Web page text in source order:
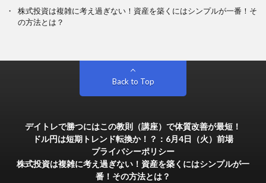
株式投資は複雑に考え過ぎない！資産を築くにはシンプルが一番！そ
の方法とは？
Back to Top
デイトレで勝つにはこの教則（講座）で体質改善が最短！
ドル円は短期トレンド転換か！？：6月4日（火）前場
プライバシーポリシー
株式投資は複雑に考え過ぎない！資産を築くにはシンプルが一
番！その方法とは？